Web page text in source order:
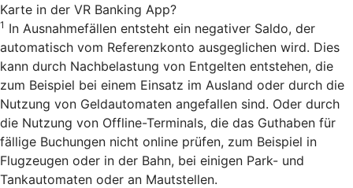
Karte in der VR Banking App?
1 In Ausnahmefällen entsteht ein negativer Saldo, der
automatisch vom Referenzkonto ausgeglichen wird. Dies
kann durch Nachbelastung von Entgelten entstehen, die
zum Beispiel bei einem Einsatz im Ausland oder durch die
Nutzung von Geldautomaten angefallen sind. Oder durch
die Nutzung von Offline-Terminals, die das Guthaben für
fällige Buchungen nicht online prüfen, zum Beispiel in
Flugzeugen oder in der Bahn, bei einigen Park- und
Tankautomaten oder an Mautstellen.